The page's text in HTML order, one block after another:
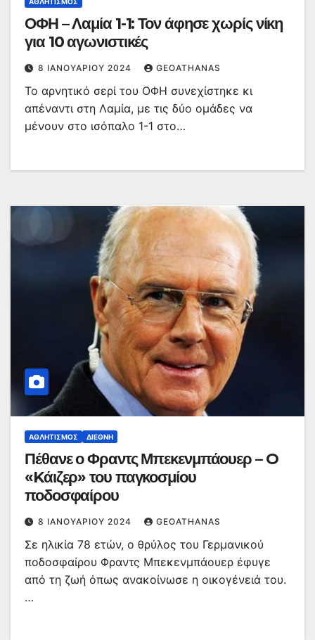
ΟΦΗ – Λαμία 1-1: Τον άφησε χωρίς νίκη
για 10 αγωνιστικές
8 ΙΑΝΟΥΑΡΊΟΥ 2024 GEOATHANAS
Το αρνητικό σερί του ΟΦΗ συνεχίστηκε κι
απέναντι στη Λαμία, με τις δύο ομάδες να
μένουν στο ισόπαλο 1-1 στο…
ΑΘΛΗΤΙΣΜΌΣ ΔΙΕΘΝΉ
Πέθανε ο Φραντς Μπεκενμπάουερ – O
«Kάιζερ» του παγκοσμίου
ποδοσφαίρου
8 ΙΑΝΟΥΑΡΊΟΥ 2024 GEOATHANAS
Σε ηλικία 78 ετών, ο θρύλος του Γερμανικού
ποδοσφαίρου Φραντς Μπεκενμπάουερ έφυγε
από τη ζωή όπως ανακοίνωσε η οικογένειά του.
…